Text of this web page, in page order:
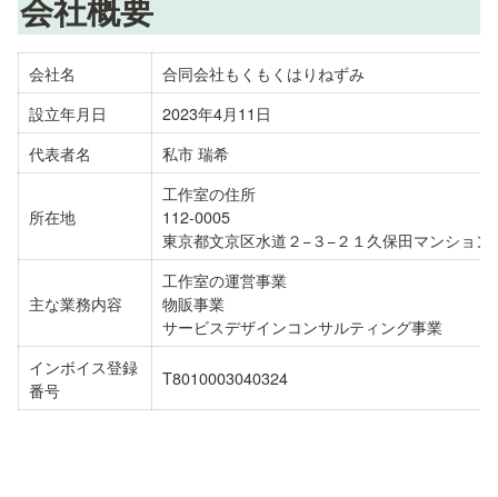
会社名
合同会社もくもくはりねずみ
設立年月日
2023年4月11日
代表者名
私市 瑞希
所在地
工作室の住所
112-0005
東京都文京区水道２−３−２１久保田マンション
主な業務内容
工作室の運営事業
物販事業
サービスデザインコンサルティング事業
インボイス登録
番号
T8010003040324